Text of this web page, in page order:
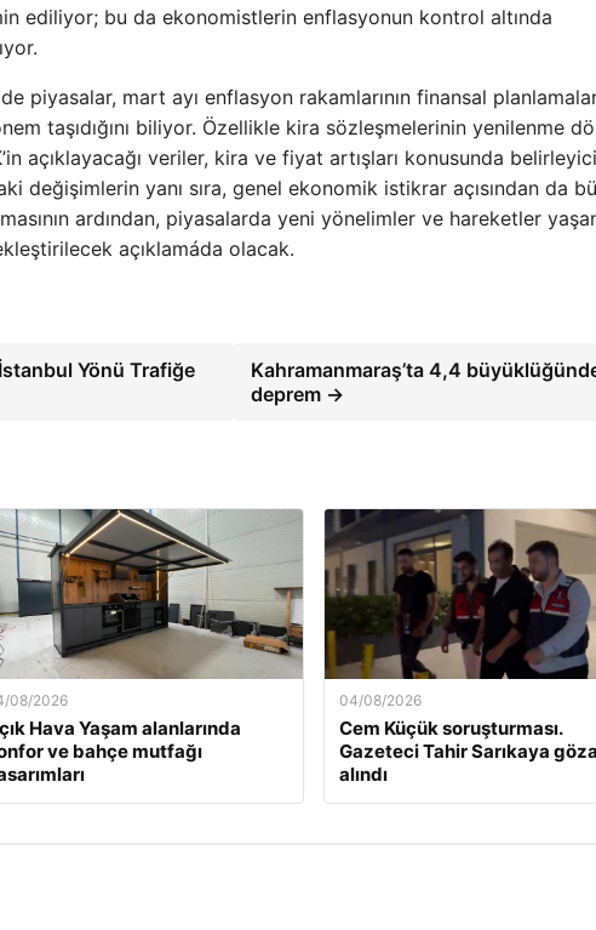
ediliyor; bu da ekonomistlerin enflasyonun kontrol altında
piyasalar, mart ayı enflasyon rakamlarının finansal
taşıdığını biliyor. Özellikle kira sözleşmelerinin yenilenme
açıklayacağı veriler, kira ve fiyat artışları konusunda
değişimlerin yanı sıra, genel ekonomik istikrar açısından da
ardından, piyasalarda yeni yönelimler ve hareketler
açıklamáda olacak.
Yönü Trafiğe
Kahramanmaraş’ta 4,4
deprem →
08/2026
Hava Yaşam alanlarında
ve bahçe mutfağı
04/08/2026
Cem Küçük soruşturması.
Gazeteci Tahir Sarıkaya
alındı